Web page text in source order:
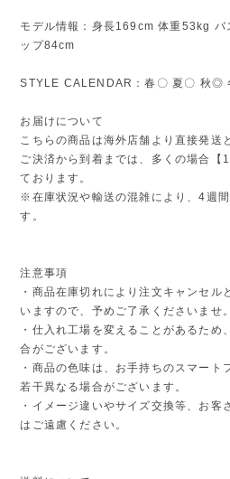
モデル情報：身長169cm 体重53kg
ップ84cm
STYLE CALENDAR：春〇 夏〇 秋◎
お届けについて
こちらの商品は海外店舗より直接発送
ご決済から到着までは、多くの場合【
ております。
※在庫状況や輸送の混雑により、4週
す。
注意事項
・商品在庫切れにより注文キャンセル
いますので、予めご了承くださいませ。
・仕入れ工場を変えることがあるため
合がございます。
・商品の色味は、お手持ちのスマート
若干異なる場合がございます。
・イメージ違いやサイズ交換等、お客
はご遠慮ください。